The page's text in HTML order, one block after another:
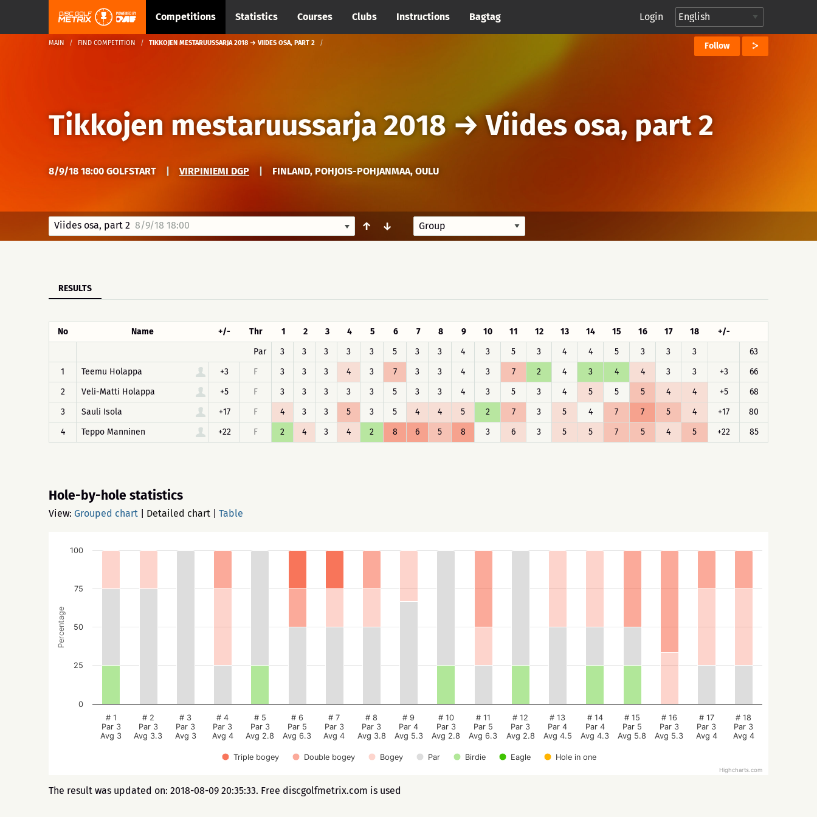
Competitions Statistics Courses Clubs Instructions Bagtag Login
MAIN FIND COMPETITION TIKKOJEN MESTARUUSSARJA 2018 → VIIDES OSA, PART 2 Follow
Tikkojen mestaruussarja 2018→Viides osa, part 2
8/9/18 18:00 GOLFSTART VIRPINIEMI DGP FINLAND, POHJOIS-POHJANMAA, OULU
Viides osa, part 2 8/9/18 18:00 ↑ ↓
RESULTS
No Name +/- Thr 1 2 3 4 5 6 7 8 9 10 11 12 13 14 15 16 17 18
+/-
Par
3 3 3 3 3 5 3 3 4 3 5 3 4 4 5 3 3 3
63
1
Teemu Holappa +3 F 3 3 3 4 3 7 3 3 4 3 7 2 4 3 4 4 3 3 +3
66
2
Veli-Matti Holappa +5 F 3 3 3 3 3 5 3 3 4 3 5 3 4 5 5 5 4 4 +5
68
3
Sauli Isola +17 F 4 3 3 5 3 5 4 4 5 2 7 3 5 4 7 7 5 4 +17
80
4
Teppo Manninen +22 F 2 4 3 4 2 8 6 5 8 3 6 3 5 5 7 5 4 5 +22 85
Hole-by-hole statistics
View: Grouped chart Detailed chart Table
Percentage
Triple bogey Double bogey Bogey Par Birdie Eagle Hole in one
# 1
Par 3
Avg 3
# 2
Par 3
Avg 3.3
# 3
Par 3
Avg 3
# 4
Par 3
Avg 4
# 5
Par 3
Avg 2.8
# 6
Par 5
Avg 6.3
# 7
Par 3
Avg 4
# 8
Par 3
Avg 3.8
# 9
Par 4
Avg 5.3
# 10
Par 3
Avg 2.8
# 11
Par 5
Avg 6.3
# 12
Par 3
Avg 2.8
# 13
Par 4
Avg 4.5
# 14
Par 4
Avg 4.3
# 15
Par 5
Avg 5.8
# 16
Par 3
Avg 5.3
# 17
Par 3
Avg 4
# 18
Par 3
Avg 4
0
25
50
75
100
Highcharts.com
The result was updated on: 2018-08-09 20:35:33. Free discgolfmetrix.com is used